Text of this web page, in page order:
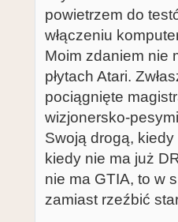
powietrzem do
włączeniu
Moim zdaniem nie
płytach Atari.
pociągnięte
wizjonersko-
Swoją drogą, kiedy
kiedy nie ma już
nie ma GTIA, to w
zamiast rzeźbić